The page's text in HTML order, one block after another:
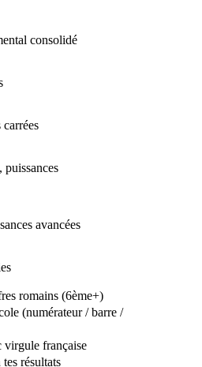
consolidé
avancées
romains (6ème+)
(numérateur / barre /
virgule française
résultats